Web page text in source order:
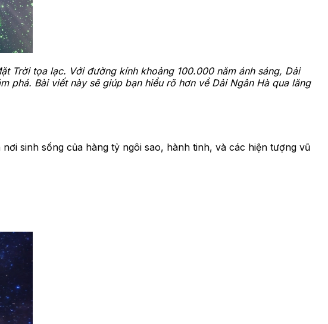
Trời tọa lạc. Với đường kính khoảng 100.000 năm ánh sáng, Dải
phá. Bài viết này sẽ giúp bạn hiểu rõ hơn về Dải Ngân Hà qua lăng
sinh sống của hàng tỷ ngôi sao, hành tinh, và các hiện tượng vũ